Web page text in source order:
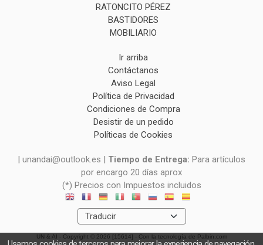
RATONCITO PÉREZ
BASTIDORES
MOBILIARIO
Ir arriba
Contáctanos
Aviso Legal
Política de Privacidad
Condiciones de Compra
Desistir de un pedido
Políticas de Cookies
| unandai@outlook.es | Tiempo de Entrega: Para artículos
por encargo 20 días aprox
(*) Precios con Impuestos incluidos
UN & AI - Copyright © 2026 [15614] - Con la tecnología de Palbin.com